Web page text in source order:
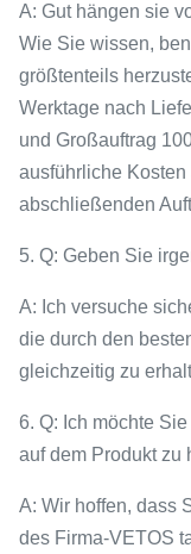
A: Gut hängen sie
Wie Sie wissen,
größtenteils
Werktage nach
und Großauftrag
ausführliche
abschließenden
5. Q: Geben Sie
A: Ich versuche
die durch den
gleichzeitig zu
6. Q: Ich möchte
auf dem Produkt zu
A: Wir hoffen, dass
des Firma-VETOS